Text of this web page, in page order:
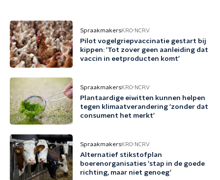
SpraakmakersKRO-NCRV
Pilot vogelgriepvaccinatie gestart bij
kippen: 'Tot zover geen aanleiding dat
vaccin in eetproducten komt'
SpraakmakersKRO-NCRV
Plantaardige eiwitten kunnen helpen
tegen klimaatverandering 'zonder dat
consument het merkt'
SpraakmakersKRO-NCRV
Alternatief stikstofplan
boerenorganisaties 'stap in de goede
richting, maar niet genoeg'